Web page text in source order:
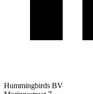
Hummingbirds BV